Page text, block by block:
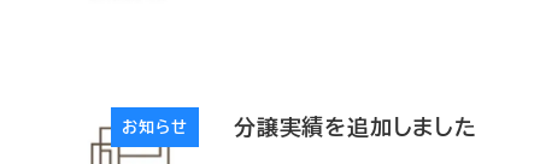
お知らせ 分譲実績を追加しました